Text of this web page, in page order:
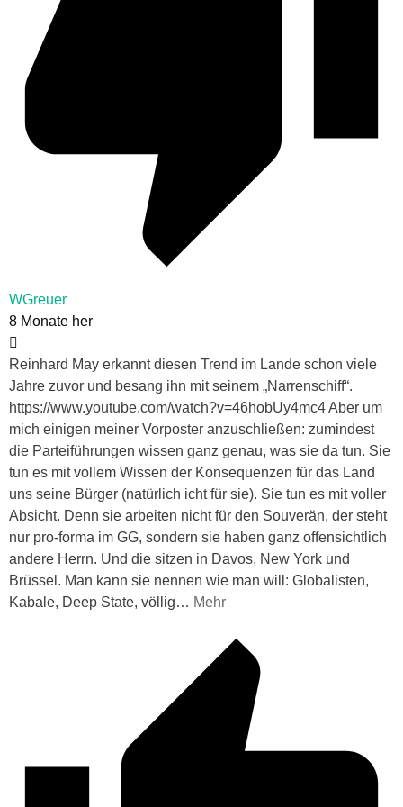
WGreuer
8 Monate her
Reinhard May erkannt diesen Trend im Lande schon viele
Jahre zuvor und besang ihn mit seinem „Narrenschiff“.
https://www.youtube.com/watch?v=46hobUy4mc4 Aber um
mich einigen meiner Vorposter anzuschließen: zumindest
die Parteiführungen wissen ganz genau, was sie da tun. Sie
tun es mit vollem Wissen der Konsequenzen für das Land
uns seine Bürger (natürlich icht für sie). Sie tun es mit voller
Absicht. Denn sie arbeiten nicht für den Souverän, der steht
nur pro-forma im GG, sondern sie haben ganz offensichtlich
andere Herrn. Und die sitzen in Davos, New York und
Brüssel. Man kann sie nennen wie man will: Globalisten,
Kabale, Deep State, völlig… Mehr